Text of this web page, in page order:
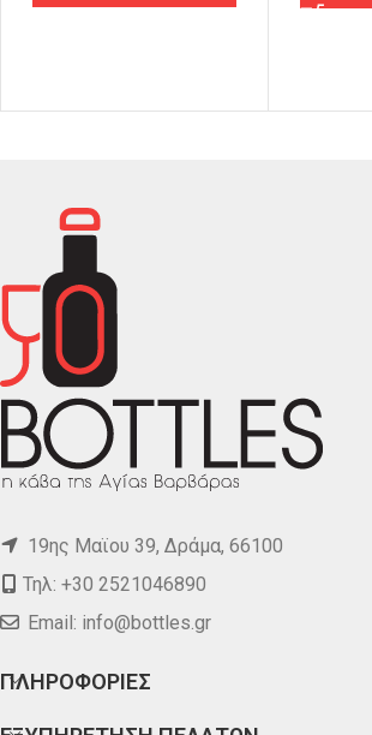
19ης Μαϊου 39, Δράμα, 66100
Τηλ: +30 2521046890
Email: info@bottles.gr
ΠΛΗΡΟΦΟΡΙΕΣ